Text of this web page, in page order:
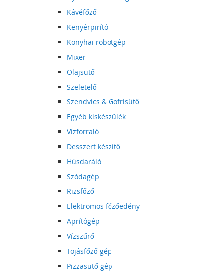
Kávéfőző
Kenyérpirító
Konyhai robotgép
Mixer
Olajsütő
Szeletelő
Szendvics & Gofrisütő
Egyéb kiskészülék
Vízforraló
Desszert készítő
Húsdaráló
Szódagép
Rizsfőző
Elektromos főzőedény
Aprítógép
Vízszűrő
Tojásfőző gép
Pizzasütő gép